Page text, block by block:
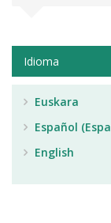
Idioma
Euskara
Español
English